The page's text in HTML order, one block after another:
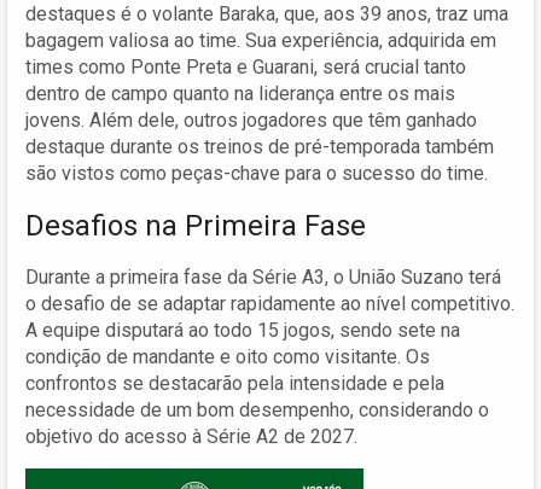
destaques é o volante Baraka, que, aos 39 anos, traz uma
bagagem valiosa ao time. Sua experiência, adquirida em
times como Ponte Preta e Guarani, será crucial tanto
dentro de campo quanto na liderança entre os mais
jovens. Além dele, outros jogadores que têm ganhado
destaque durante os treinos de pré-temporada também
são vistos como peças-chave para o sucesso do time.
Desafios na Primeira Fase
Durante a primeira fase da Série A3, o União Suzano terá
o desafio de se adaptar rapidamente ao nível competitivo.
A equipe disputará ao todo 15 jogos, sendo sete na
condição de mandante e oito como visitante. Os
confrontos se destacarão pela intensidade e pela
necessidade de um bom desempenho, considerando o
objetivo do acesso à Série A2 de 2027.